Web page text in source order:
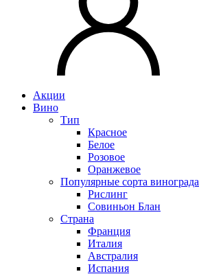
Акции
Вино
Тип
Красное
Белое
Розовое
Оранжевое
Популярные сорта винограда
Рислинг
Совиньон Блан
Страна
Франция
Италия
Австралия
Испания